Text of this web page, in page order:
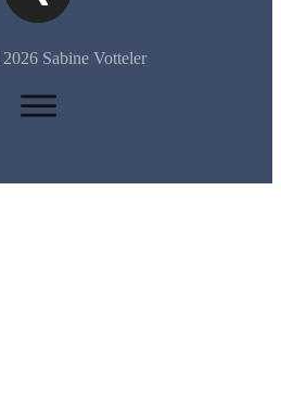
2026 Sabine Votteler